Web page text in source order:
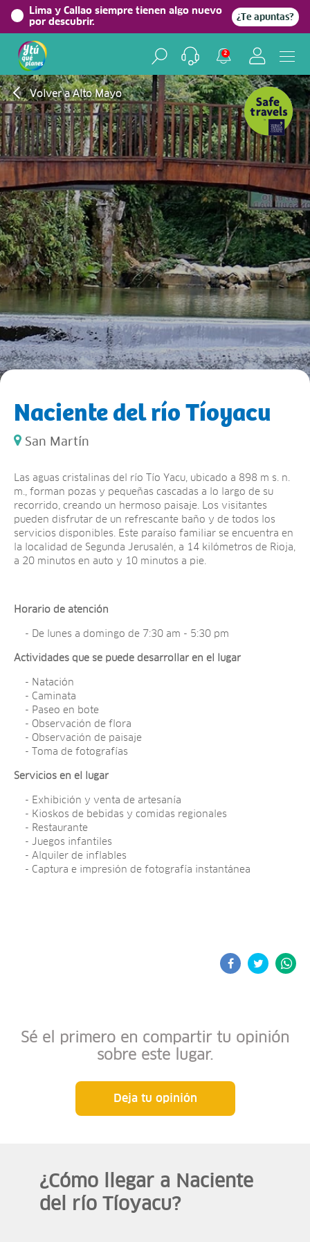
Lima y Callao siempre tienen algo nuevo
por descubrir.
¿Te apuntas?
2
Volver a Alto Mayo
Naciente del río Tíoyacu
San Martín
Las aguas cristalinas del río Tío Yacu, ubicado a 898 m s. n.
m., forman pozas y pequeñas cascadas a lo largo de su
recorrido, creando un hermoso paisaje. Los visitantes
pueden disfrutar de un refrescante baño y de todos los
servicios disponibles. Este paraíso familiar se encuentra en
la localidad de Segunda Jerusalén, a 14 kilómetros de Rioja,
a 20 minutos en auto y 10 minutos a pie.
Horario de atención
- De lunes a domingo de 7:30 am - 5:30 pm
Actividades que se puede desarrollar en el lugar
- Natación
- Caminata
- Paseo en bote
- Observación de flora
- Observación de paisaje
- Toma de fotografías
Servicios en el lugar
- Exhibición y venta de artesanía
- Kioskos de bebidas y comidas regionales
- Restaurante
- Juegos infantiles
- Alquiler de inflables
- Captura e impresión de fotografía instantánea
Sé el primero en compartir tu opinión
sobre este lugar.
Deja tu opinión
¿Cómo llegar a Naciente
del río Tíoyacu?